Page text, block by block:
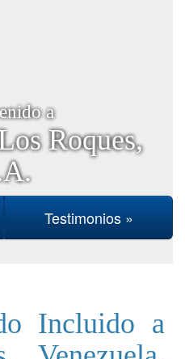
a
Roques,
Testimonios »
Incluido a